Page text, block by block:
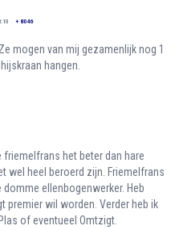
+ 8046
mogen van mij gezamenlijk nog 1
hangen.
het beter dan hare
wel heel beroerd zijn. Friemelfrans
ellenbogenwerker. Heb
premier wil worden. Verder heb ik
of eventueel Omtzigt.